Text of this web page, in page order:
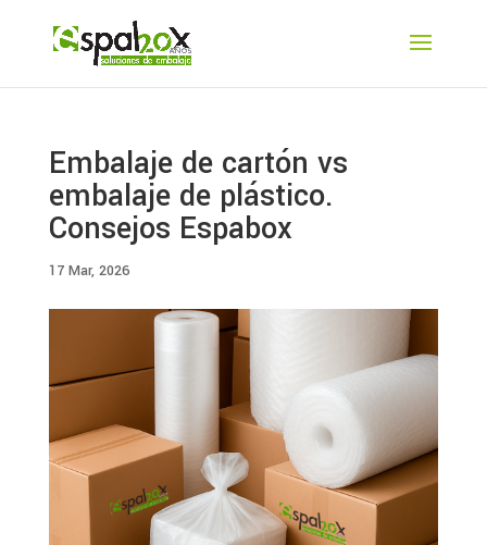
Embalaje de cartón vs
embalaje de plástico.
Consejos Espabox
17 Mar, 2026